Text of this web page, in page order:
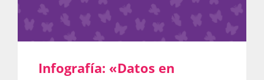
Infografía: «Datos en